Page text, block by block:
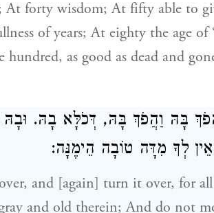
At forty wisdom; At fifty able to
of years; At eighty the age of
as good as dead and
בָּהּ וַהֲפֹךְ בָּהּ, דְּכֹלָּא בָהּ. וּבָהּ
לְךָ מִדָּה טוֹבָה הֵימֶנָּה:
and [again] turn it over, for
and old therein; And do not